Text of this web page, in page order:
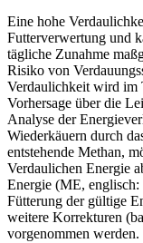
Eine hohe
Futterverwertung und
tägliche Zunahme
Risiko von
Verdaulichkeit wird im
Vorhersage über die
Analyse der
Wiederkäuern durch
entstehende Methan,
Verdaulichen Energie
Energie (ME,
Fütterung der gültige
weitere Korrekturen
vorgenommen werden.